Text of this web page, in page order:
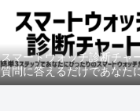
スマートウォッチ診断チャ
質問に答えるだけであなた
すめの機種がわかる